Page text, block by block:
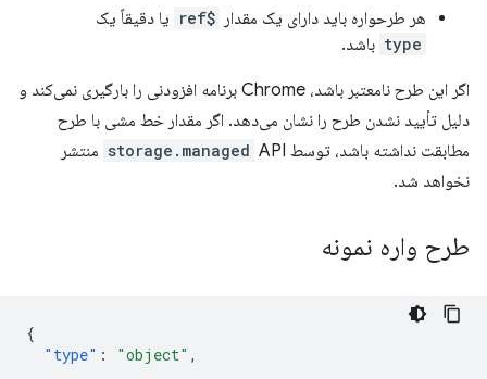
هر طرحواره باید دارای یک مقدار $ref یا دقیقاً یک
type باشد.
اگر این طرح نامعتبر باشد، Chrome برنامه افزودنی را بارگیری نمی‌کند و
دلیل تأیید نشدن طرح را نشان می‌دهد. اگر مقدار خط مشی با طرح
مطابقت نداشته باشد، توسط
storage.managed API منتشر
نخواهد شد.
طرح واره نمونه
{
"type" : "object" ,